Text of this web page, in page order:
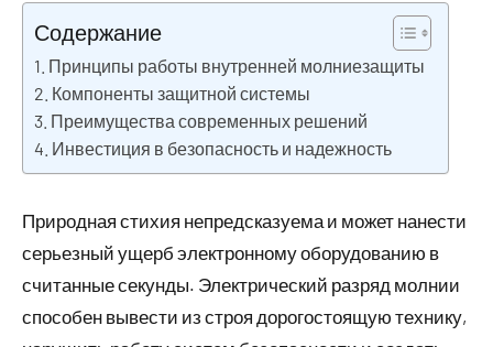
Содержание
Принципы работы внутренней молниезащиты
Компоненты защитной системы
Преимущества современных решений
Инвестиция в безопасность и надежность
Природная стихия непредсказуема и может нанести
серьезный ущерб электронному оборудованию в
считанные секунды. Электрический разряд молнии
способен вывести из строя дорогостоящую технику,